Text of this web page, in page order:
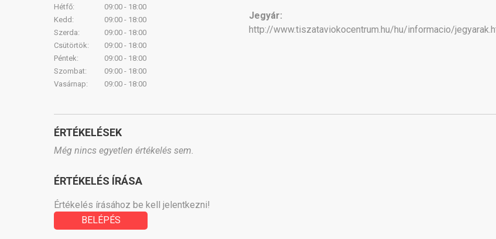
Hétfő:
09:00 - 18:00
Kedd:
09:00 - 18:00
Szerda:
09:00 - 18:00
Csütörtök:
09:00 - 18:00
Péntek:
09:00 - 18:00
Szombat:
09:00 - 18:00
Vasárnap:
09:00 - 18:00
Jegyár:
http://www.tiszataviokocentrum.hu/hu/informacio/
ÉRTÉKELÉSEK
Még nincs egyetlen értékelés sem.
ÉRTÉKELÉS ÍRÁSA
Értékelés írásához be kell jelentkezni!
BELÉPÉS